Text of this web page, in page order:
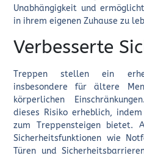
Unabhängigkeit und
in ihrem eigenen Zuhause zu
Verbesserte
Treppen stellen ein
insbesondere für ältere
körperlichen
dieses Risiko erheblich,
zum Treppensteigen bietet.
Sicherheitsfunktionen wie
Türen und